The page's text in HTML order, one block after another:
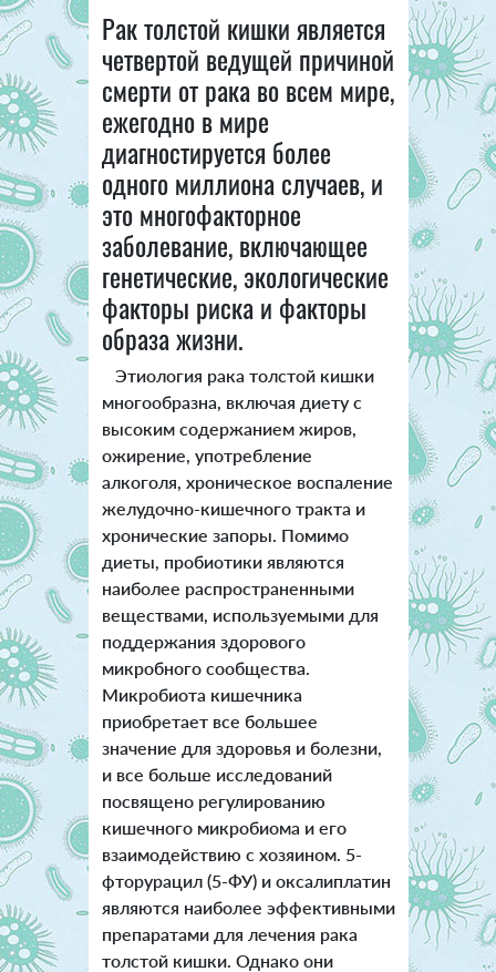
Рак толстой кишки является
четвертой ведущей причиной
смерти от рака во всем мире,
ежегодно в мире
диагностируется более
одного миллиона случаев, и
это многофакторное
заболевание, включающее
генетические, экологические
факторы риска и факторы
образа жизни.
Этиология рака толстой кишки
многообразна, включая диету с
высоким содержанием жиров,
ожирение, употребление
алкоголя, хроническое воспаление
желудочно-кишечного тракта и
хронические запоры. Помимо
диеты, пробиотики являются
наиболее распространенными
веществами, используемыми для
поддержания здорового
микробного сообщества.
Микробиота кишечника
приобретает все большее
значение для здоровья и болезни,
и все больше исследований
посвящено регулированию
кишечного микробиома и его
взаимодействию с хозяином. 5-
фторурацил (5-ФУ) и оксалиплатин
являются наиболее эффективными
препаратами для лечения рака
толстой кишки. Однако они